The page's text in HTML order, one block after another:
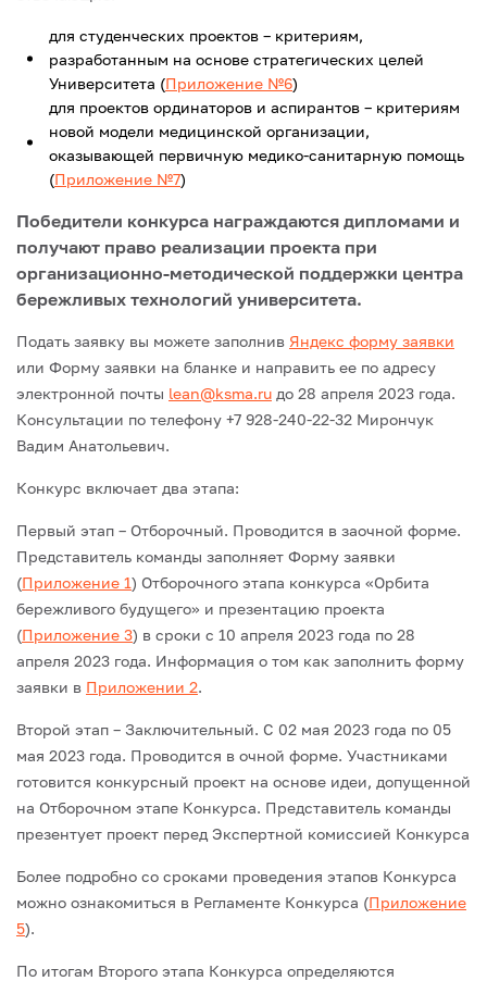
для студенческих проектов – критериям,
разработанным на основе стратегических целей
Университета (Приложение №6)
для проектов ординаторов и аспирантов – критериям
новой модели медицинской организации,
оказывающей первичную медико-санитарную помощь
(Приложение №7)
Победители конкурса награждаются дипломами и
получают право реализации проекта при
организационно-методической поддержки центра
бережливых технологий университета.
Подать заявку вы можете заполнив Яндекс форму заявки
или Форму заявки на бланке и направить ее по адресу
электронной почты lean@ksma.ru до 28 апреля 2023 года.
Консультации по телефону +7 928-240-22-32 Мирончук
Вадим Анатольевич.
Конкурс включает два этапа:
Первый этап – Отборочный. Проводится в заочной форме.
Представитель команды заполняет Форму заявки
(Приложение 1) Отборочного этапа конкурса «Орбита
бережливого будущего» и презентацию проекта
(Приложение 3) в сроки с 10 апреля 2023 года по 28
апреля 2023 года. Информация о том как заполнить форму
заявки в Приложении 2.
Второй этап – Заключительный. С 02 мая 2023 года по 05
мая 2023 года. Проводится в очной форме. Участниками
готовится конкурсный проект на основе идеи, допущенной
на Отборочном этапе Конкурса. Представитель команды
презентует проект перед Экспертной комиссией Конкурса
Более подробно со сроками проведения этапов Конкурса
можно ознакомиться в Регламенте Конкурса (Приложение
5).
По итогам Второго этапа Конкурса определяются